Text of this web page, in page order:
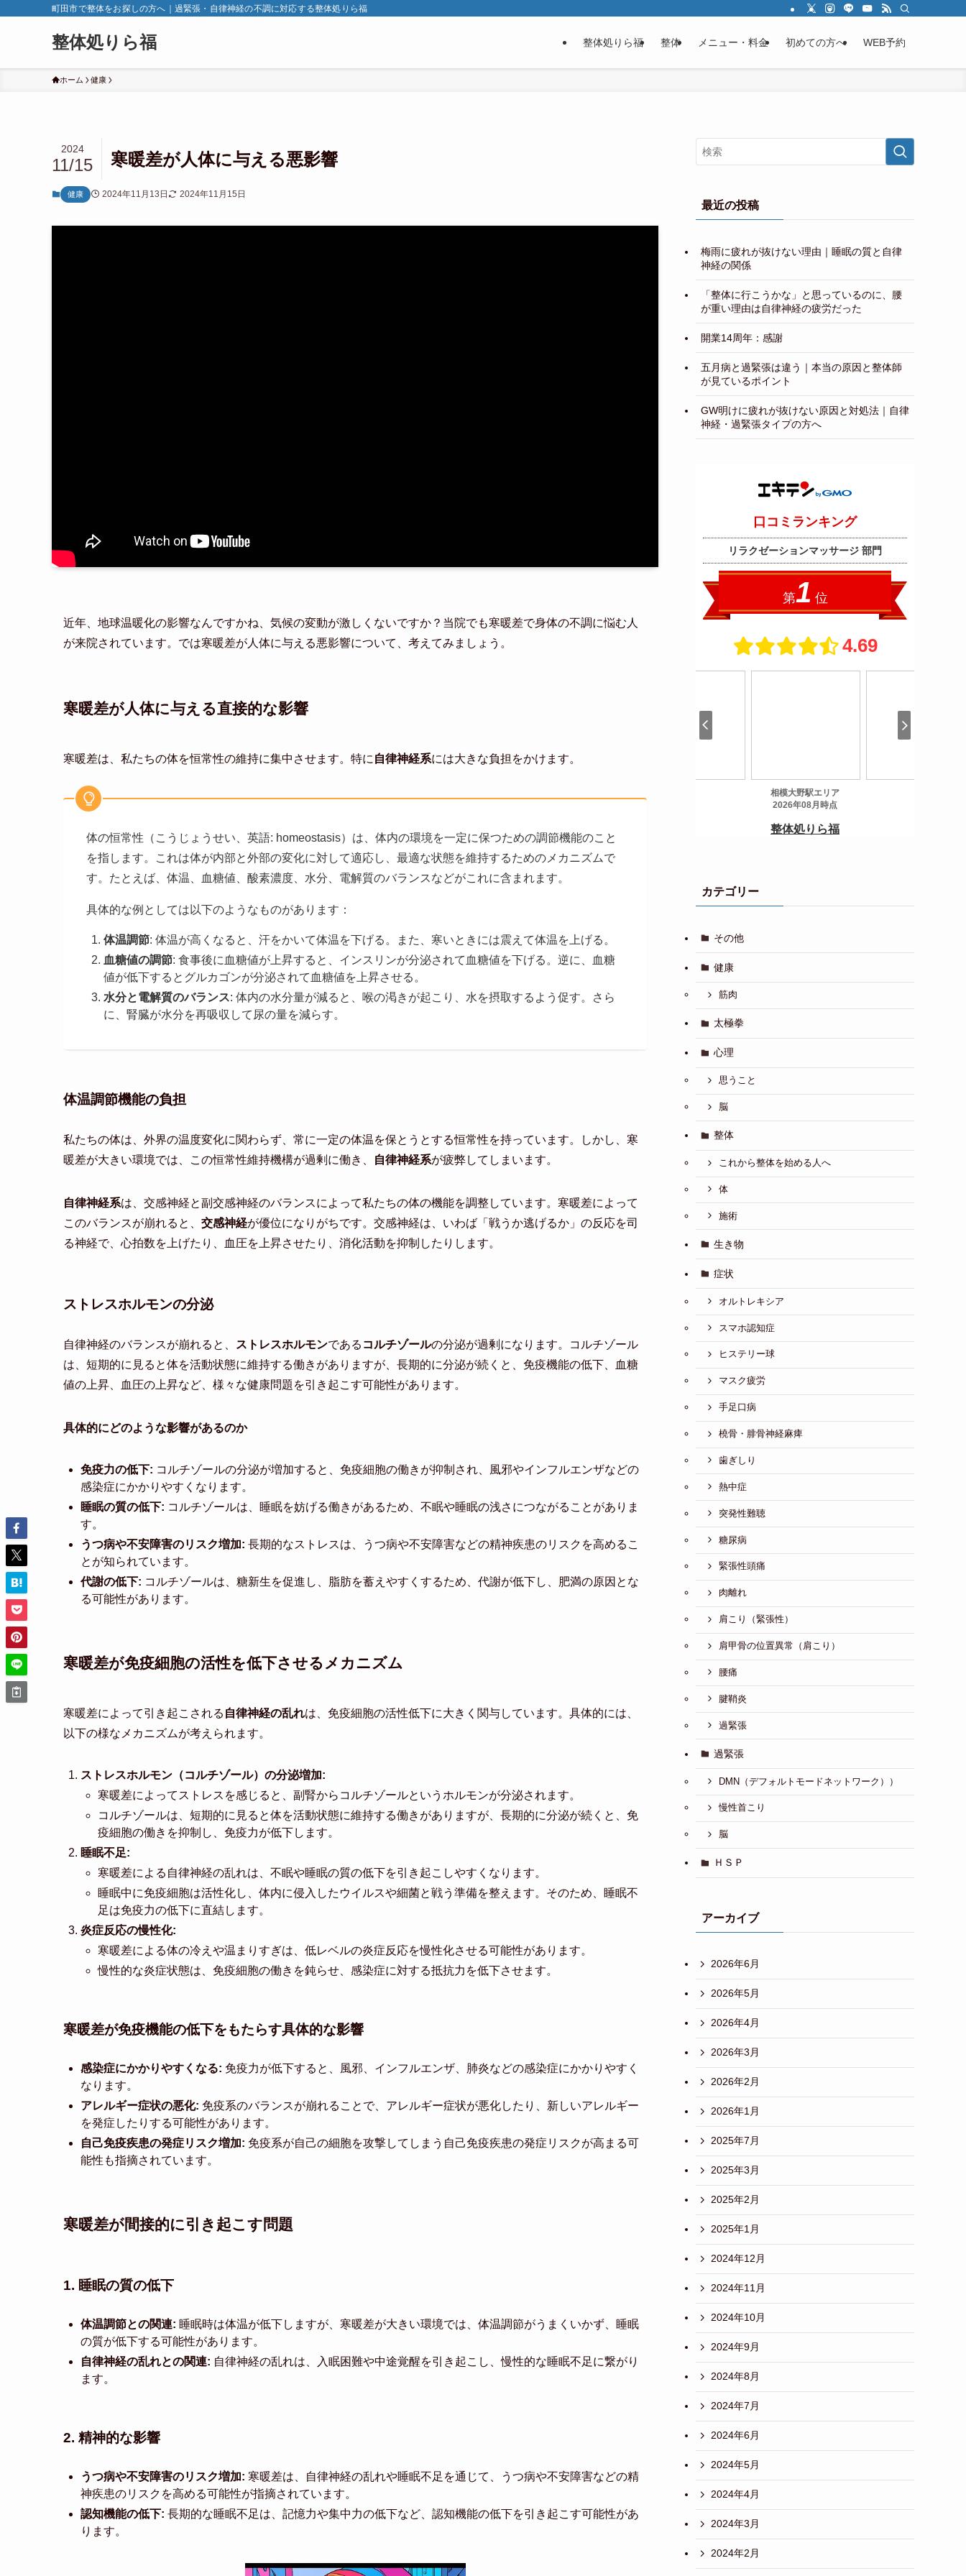
町田市で整体をお探しの方へ｜過緊張・自律神経の不調に対応する整体処りら福
整体処りら福 整体処りら福 整体 メニュー・料金 初めての方へ WEB予約
ホーム 健康
寒暖差が人体に与える悪影響
2024
11/15
健康 2024年11月13日 2024年11月15日
近年、地球温暖化の影響なんですかね、気候の変動が激しくないですか？当院でも寒暖差で身体の不調に悩む人
が来院されています。では寒暖差が人体に与える悪影響について、考えてみましょう。
寒暖差が人体に与える直接的な影響
寒暖差は、私たちの体を恒常性の維持に集中させます。特に 自律神経系には大きな負担をかけます。
体の恒常性（こうじょうせい、英語: homeostasis）は、体内の環境を一定に保つための調節機能のこと
を指します。これは体が内部と外部の変化に対して適応し、最適な状態を維持するためのメカニズムで
す。たとえば、体温、血糖値、酸素濃度、水分、電解質のバランスなどがこれに含まれます。
具体的な例としては以下のようなものがあります：
体温調節: 体温が高くなると、汗をかいて体温を下げる。また、寒いときには震えて体温を上げる。
血糖値の調節: 食事後に血糖値が上昇すると、インスリンが分泌されて血糖値を下げる。逆に、血糖
値が低下するとグルカゴンが分泌されて血糖値を上昇させる。
水分と電解質のバランス: 体内の水分量が減ると、喉の渇きが起こり、水を摂取するよう促す。さら
に、腎臓が水分を再吸収して尿の量を減らす。
体温調節機能の負担
私たちの体は、外界の温度変化に関わらず、常に一定の体温を保とうとする恒常性を持っています。しかし、寒
暖差が大きい環境では、この恒常性維持機構が過剰に働き、
自律神経系が疲弊してしまいます。
自律神経系は、交感神経と副交感神経のバランスによって私たちの体の機能を調整しています。寒暖差によって
このバランスが崩れると、 交感神経が優位になりがちです。交感神経は、いわば「戦うか逃げるか」の反応を司
る神経で、心拍数を上げたり、血圧を上昇させたり、消化活動を抑制したりします。
ストレスホルモンの分泌
自律神経のバランスが崩れると、 ストレスホルモンである コルチゾールの分泌が過剰になります。コルチゾール
は、短期的に見ると体を活動状態に維持する働きがありますが、長期的に分泌が続くと、免疫機能の低下、血糖
値の上昇、血圧の上昇など、様々な健康問題を引き起こす可能性があります。
具体的にどのような影響があるのか
免疫力の低下: コルチゾールの分泌が増加すると、免疫細胞の働きが抑制され、風邪やインフルエンザなどの
感染症にかかりやすくなります。
睡眠の質の低下: コルチゾールは、睡眠を妨げる働きがあるため、不眠や睡眠の浅さにつながることがありま
す。
うつ病や不安障害のリスク増加: 長期的なストレスは、うつ病や不安障害などの精神疾患のリスクを高めるこ
とが知られています。
代謝の低下: コルチゾールは、糖新生を促進し、脂肪を蓄えやすくするため、代謝が低下し、肥満の原因とな
る可能性があります。
寒暖差が免疫細胞の活性を低下させるメカニズム
寒暖差によって引き起こされる 自律神経の乱れは、免疫細胞の活性低下に大きく関与しています。具体的には、
以下の様なメカニズムが考えられます。
ストレスホルモン（コルチゾール）の分泌増加:
寒暖差によってストレスを感じると、副腎からコルチゾールというホルモンが分泌されます。
コルチゾールは、短期的に見ると体を活動状態に維持する働きがありますが、長期的に分泌が続くと、免
疫細胞の働きを抑制し、免疫力が低下します。
睡眠不足:
寒暖差による自律神経の乱れは、不眠や睡眠の質の低下を引き起こしやすくなります。
睡眠中に免疫細胞は活性化し、体内に侵入したウイルスや細菌と戦う準備を整えます。そのため、睡眠不
足は免疫力の低下に直結します。
炎症反応の慢性化:
寒暖差による体の冷えや温まりすぎは、低レベルの炎症反応を慢性化させる可能性があります。
慢性的な炎症状態は、免疫細胞の働きを鈍らせ、感染症に対する抵抗力を低下させます。
寒暖差が免疫機能の低下をもたらす具体的な影響
感染症にかかりやすくなる: 免疫力が低下すると、風邪、インフルエンザ、肺炎などの感染症にかかりやすく
なります。
アレルギー症状の悪化: 免疫系のバランスが崩れることで、アレルギー症状が悪化したり、新しいアレルギー
を発症したりする可能性があります。
自己免疫疾患の発症リスク増加: 免疫系が自己の細胞を攻撃してしまう自己免疫疾患の発症リスクが高まる可
能性も指摘されています。
寒暖差が間接的に引き起こす問題
1. 睡眠の質の低下
体温調節との関連: 睡眠時は体温が低下しますが、寒暖差が大きい環境では、体温調節がうまくいかず、睡眠
の質が低下する可能性があります。
自律神経の乱れとの関連: 自律神経の乱れは、入眠困難や中途覚醒を引き起こし、慢性的な睡眠不足に繋がり
ます。
2. 精神的な影響
うつ病や不安障害のリスク増加: 寒暖差は、自律神経の乱れや睡眠不足を通じて、うつ病や不安障害などの精
神疾患のリスクを高める可能性が指摘されています。
認知機能の低下: 長期的な睡眠不足は、記憶力や集中力の低下など、認知機能の低下を引き起こす可能性があ
ります。
最近の投稿
梅雨に疲れが抜けない理由｜睡眠の質と自律
神経の関係
「整体に行こうかな」と思っているのに、腰
が重い理由は自律神経の疲労だった
開業14周年：感謝
五月病と過緊張は違う｜本当の原因と整体師
が見ているポイント
GW明けに疲れが抜けない原因と対処法｜自律
神経・過緊張タイプの方へ
カテゴリー
その他
健康
筋肉
太極拳
心理
思うこと
脳
整体
これから整体を始める人へ
体
施術
生き物
症状
オルトレキシア
スマホ認知症
ヒステリー球
マスク疲労
手足口病
橈骨・腓骨神経麻痺
歯ぎしり
熱中症
突発性難聴
糖尿病
緊張性頭痛
肉離れ
肩こり（緊張性）
肩甲骨の位置異常（肩こり）
腰痛
腱鞘炎
過緊張
過緊張
DMN（デフォルトモードネットワーク））
慢性首こり
脳
ＨＳＰ
アーカイブ
2026年6月
2026年5月
2026年4月
2026年3月
2026年2月
2026年1月
2025年7月
2025年3月
2025年2月
2025年1月
2024年12月
2024年11月
2024年10月
2024年9月
2024年8月
2024年7月
2024年6月
2024年5月
2024年4月
2024年3月
2024年2月